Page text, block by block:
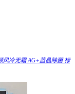
风冷无霜 AG+蓝晶除菌 标